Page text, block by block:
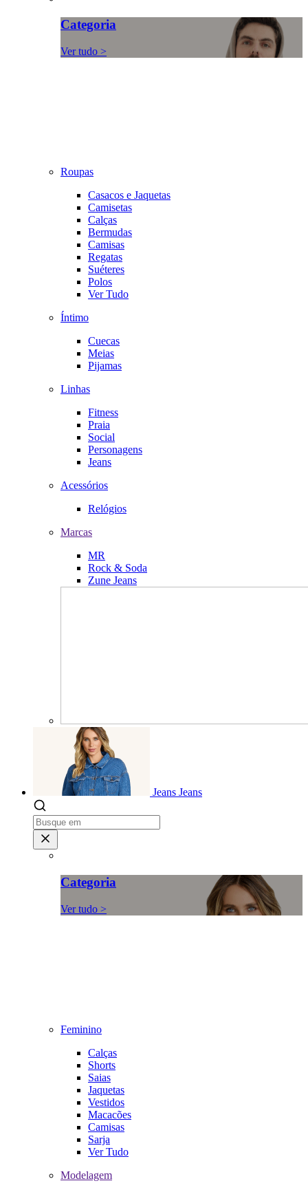
Categoria
Ver tudo >
Roupas
Casacos e Jaquetas
Camisetas
Calças
Bermudas
Camisas
Regatas
Suéteres
Polos
Ver Tudo
Íntimo
Cuecas
Meias
Pijamas
Linhas
Fitness
Praia
Social
Personagens
Jeans
Acessórios
Relógios
Marcas
MR
Rock & Soda
Zune Jeans
Jeans Jeans
Categoria
Ver tudo >
Feminino
Calças
Shorts
Saias
Jaquetas
Vestidos
Macacões
Camisas
Sarja
Ver Tudo
Modelagem